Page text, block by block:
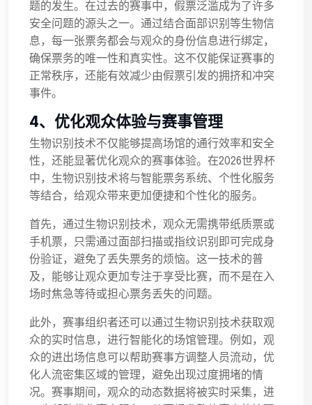
题的发生。在过去的赛事中，假票泛滥成为了许多
安全问题的源头之一。通过结合面部识别等生物信
息，每一张票务都会与观众的身份信息进行绑定，
确保票务的唯一性和真实性。这不仅能保证赛事的
正常秩序，还能有效减少由假票引发的拥挤和冲突
事件。
4、优化观众体验与赛事管理
生物识别技术不仅能够提高场馆的通行效率和安全
性，还能显著优化观众的赛事体验。在2026世界杯
中，生物识别技术将与智能票务系统、个性化服务
等结合，给观众带来更加便捷和个性化的服务。
首先，通过生物识别技术，观众无需携带纸质票或
手机票，只需通过面部扫描或指纹识别即可完成身
份验证，避免了丢失票务的烦恼。这一技术的普
及，能够让观众更加专注于享受比赛，而不是在入
场时焦急等待或担心票务丢失的问题。
此外，赛事组织者还可以通过生物识别技术获取观
众的实时信息，进行智能化的场馆管理。例如，观
众的进出场信息可以帮助赛事方调整人员流动，优
化人流密集区域的管理，避免出现过度拥堵的情
况。赛事期间，观众的动态数据将被实时采集，进